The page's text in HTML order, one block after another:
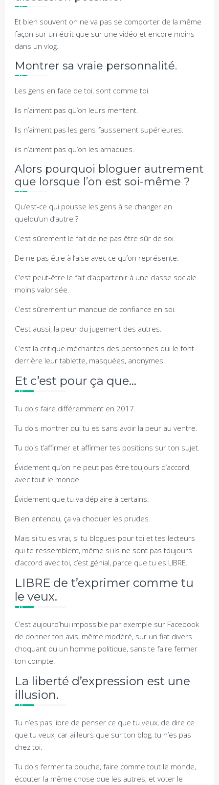
Et bien souvent on ne va pas se comporter de la même
façon sur un écrit que sur une vidéo et encore moins
dans un vlog.
Montrer sa vraie personnalité.
Les gens en face de toi, sont comme toi.
Ils n’aiment pas qu’on leurs mentent.
Ils n’aiment pas les gens faussement supérieures.
ils n’aiment pas qu’on les arnaques.
Alors pourquoi bloguer autrement
que lorsque l’on est soi-même ?
Qu’est-ce qui pousse les gens à se changer en
quelqu’un d’autre ?
C’est sûrement le fait de ne pas être sûr de soi.
De ne pas être à l’aise avec ce qu’on représente.
C’est peut-être le fait d’appartenir à une classe sociale
moins valorisée.
C’est sûrement un manque de confiance en soi.
C’est aussi, la peur du jugement des autres.
C’est la critique méchantes des personnes qui le font
derrière leur tablette, masquées, anonymes.
Et c’est pour ça que…
Tu dois faire différemment en 2017.
Tu dois montrer qui tu es sans avoir la peur au ventre.
Tu dois t’affirmer et affirmer tes positions sur ton sujet.
Évidement qu’on ne peut pas être toujours d’accord
avec tout le monde.
Évidement que tu va déplaire à certains.
Bien entendu, ça va choquer les prudes.
Mais si tu es vrai, si tu blogues pour toi et tes lecteurs
qui te ressemblent, même si ils ne sont pas toujours
d’accord avec toi, c’est génial, parce que tu es LIBRE.
LIBRE de t’exprimer comme tu
le veux.
C’est aujourd’hui impossible par exemple sur Facebook
de donner ton avis, même modéré, sur un fiat divers
choquant ou un homme politique, sans te faire fermer
ton compte.
La liberté d’expression est une
illusion.
Tu n’es pas libre de penser ce que tu veux, de dire ce
que tu veux, car ailleurs que sur ton blog, tu n’es pas
chez toi.
Tu dois fermer ta bouche, faire comme tout le monde,
écouter la même chose que les autres, et voter le